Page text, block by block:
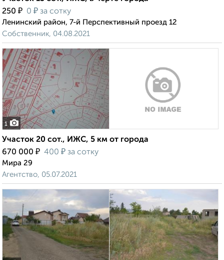
250 ₽ 0 ₽ за сотку
Ленинский район, 7-й Перспективный проезд 12
Собственник, 04.08.2021
1
Участок 20 сот., ИЖС, 5 км от города
670 000 ₽ 400 ₽ за сотку
Мира 29
Агентство, 05.07.2021